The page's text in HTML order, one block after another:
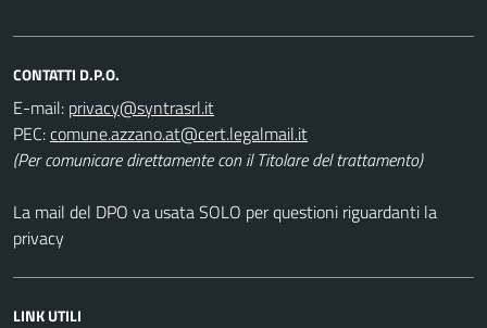
CONTATTI D.P.O.
E-mail:
PEC:
(Per comunicare direttamente con il Titolare del trattamento)
La mail del DPO va usata SOLO per questioni riguardanti la
privacy
LINK UTILI